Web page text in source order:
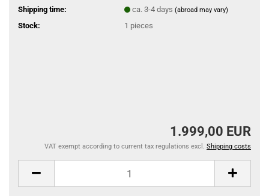
Shipping time:
ca. 3-4 days (abroad may vary)
Stock: 1 pieces
1.999,00 EUR
VAT exempt according to current tax regulations excl. Shipping costs